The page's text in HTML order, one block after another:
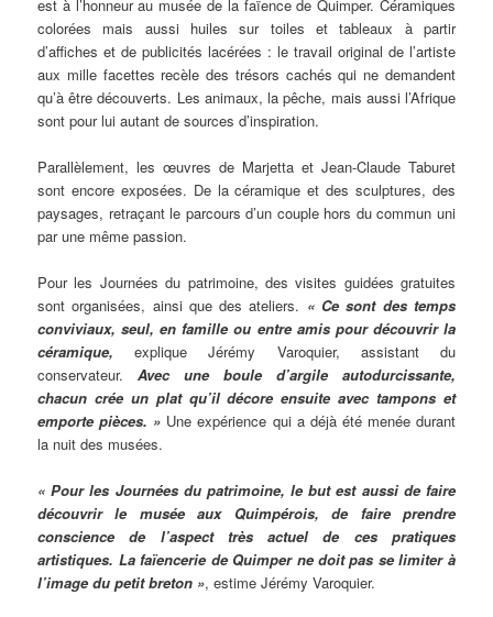
est à l’honneur au musée de la faïence de Quimper. Céramiques
colorées mais aussi huiles sur toiles et tableaux à partir
d’affiches et de publicités lacérées : le travail original de l’artiste
aux mille facettes recèle des trésors cachés qui ne demandent
qu’à être découverts. Les animaux, la pêche, mais aussi l’Afrique
sont pour lui autant de sources d’inspiration.
Parallèlement, les œuvres de Marjetta et Jean-Claude Taburet
sont encore exposées. De la céramique et des sculptures, des
paysages, retraçant le parcours d’un couple hors du commun uni
par une même passion.
Pour les Journées du patrimoine, des visites guidées gratuites
sont organisées, ainsi que des ateliers. « Ce sont des temps
conviviaux, seul, en famille ou entre amis pour découvrir la
céramique, explique Jérémy Varoquier, assistant du
conservateur.Avec une boule d’argile autodurcissante,
chacun crée un plat qu’il décore ensuite avec tampons et
emporte pièces. » Une expérience qui a déjà été menée durant
la nuit des musées.
« Pour les Journées du patrimoine, le but est aussi de faire
découvrir le musée aux Quimpérois, de faire prendre
conscience de l’aspect très actuel de ces pratiques
artistiques. La faïencerie de Quimper ne doit pas se limiter à
l’image du petit breton », estime Jérémy Varoquier.